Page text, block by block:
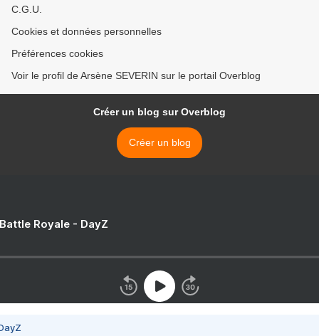
C.G.U.
Cookies et données personnelles
Préférences cookies
Voir le profil de Arsène SEVERIN sur le portail Overblog
Créer un blog sur Overblog
Créer un blog
Royale - DayZ